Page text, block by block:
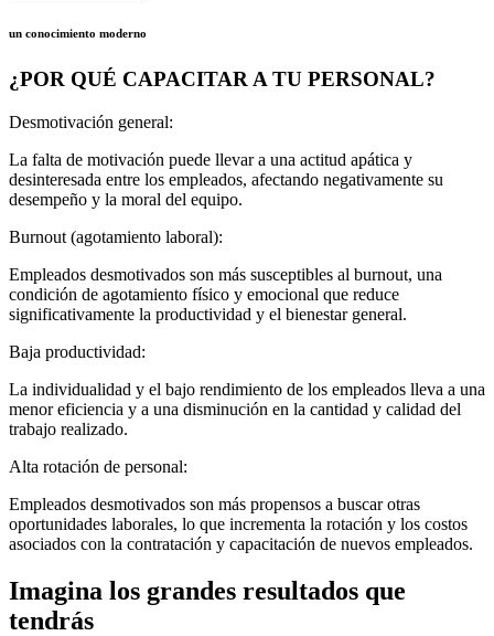
un conocimiento moderno
¿POR QUÉ CAPACITAR A TU PERSONAL?
Desmotivación general:
La falta de motivación puede llevar a una actitud apática y
desinteresada entre los empleados, afectando negativamente su
desempeño y la moral del equipo.
Burnout (agotamiento laboral):
Empleados desmotivados son más susceptibles al burnout, una
condición de agotamiento físico y emocional que reduce
significativamente la productividad y el bienestar general.
Baja productividad:
La individualidad y el bajo rendimiento de los empleados lleva a una
menor eficiencia y a una disminución en la cantidad y calidad del
trabajo realizado.
Alta rotación de personal:
Empleados desmotivados son más propensos a buscar otras
oportunidades laborales, lo que incrementa la rotación y los costos
asociados con la contratación y capacitación de nuevos empleados.
Imagina los grandes resultados que
tendrás